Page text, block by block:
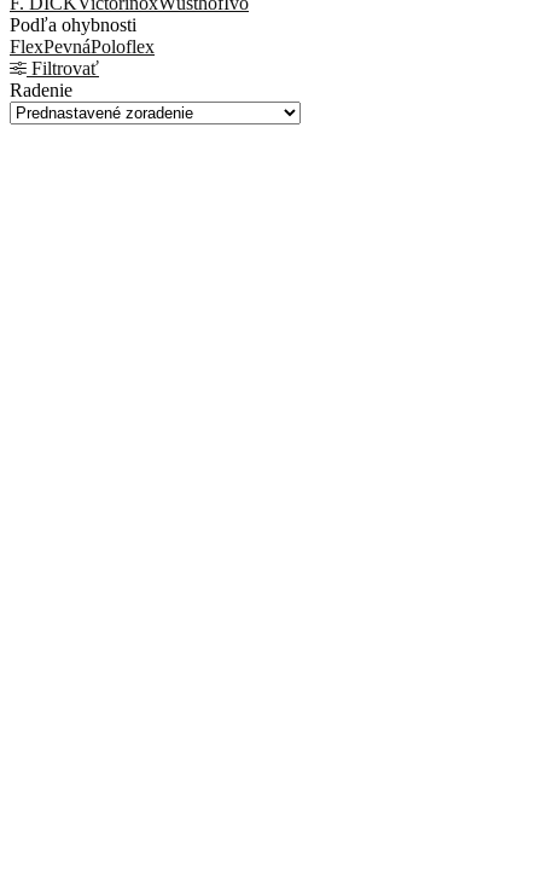
Podľa ohybnosti
FlexPevnáPoloflex
Filtrovať
Radenie